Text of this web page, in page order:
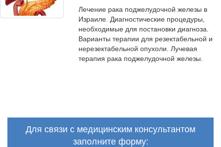
Лечение рака поджелудочной железы в
Израиле. Диагностические процедуры,
необходимые для постановки диагноза.
Варианты терапии для резектабельной и
нерезектабельной опухоли. Лучевая
терапия рака поджелудочной железы.
Для связи с медицинским консультантом
заполните форму: